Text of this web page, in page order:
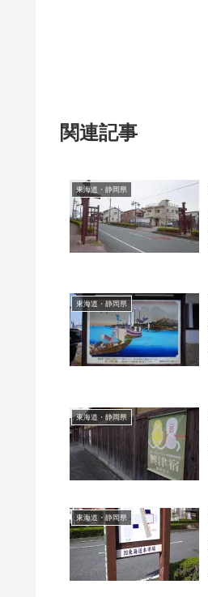
関連記事
東海道・静岡県
東海道・静岡県
東海道・静岡県
東海道・静岡県